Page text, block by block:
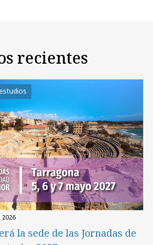
recientes
2026
la sede de las Jornadas de